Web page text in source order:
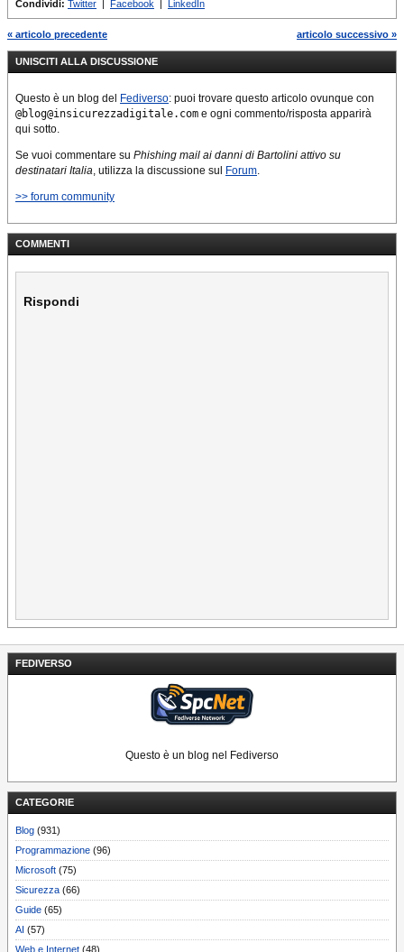
FEDIVERSO
Questo è un blog nel Fediverso
CATEGORIE
Blog (931)
Programmazione (96)
Microsoft (75)
Sicurezza (66)
Guide (65)
AI (57)
Web e Internet (48)
Condividi: Twitter | Facebook | LinkedIn
« articolo precedente articolo successivo »
UNISCITI ALLA DISCUSSIONE
Questo è un blog del Fediverso: puoi trovare questo articolo ovunque con
@blog@insicurezzadigitale.com e ogni commento/risposta apparirà
qui sotto.
Se vuoi commentare su Phishing mail ai danni di Bartolini attivo su
destinatari Italia , utilizza la discussione sul Forum
>> forum community
COMMENTI
Rispondi